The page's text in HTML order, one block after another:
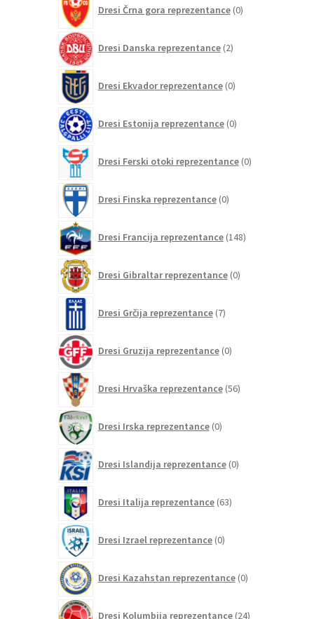
Dresi Črna gora reprezentance 0izdelkov
Dresi Danska reprezentance 2izdelka
Dresi Ekvador reprezentance 0izdelkov
Dresi Estonija reprezentance 0izdelkov
Dresi Ferski otoki reprezentance 0izdelkov
Dresi Finska reprezentance 0izdelkov
Dresi Francija reprezentance 148izdelkov
Dresi Gibraltar reprezentance 0izdelkov
Dresi Grčija reprezentance 7izdelkov
Dresi Gruzija reprezentance 0izdelkov
Dresi Hrvaška reprezentance 56izdelkov
Dresi Irska reprezentance 0izdelkov
Dresi Islandija reprezentance 0izdelkov
Dresi Italija reprezentance 63izdelkov
Dresi Izrael reprezentance 0izdelkov
Dresi Kazahstan reprezentance 0izdelkov
Dresi Kolumbija reprezentance 24